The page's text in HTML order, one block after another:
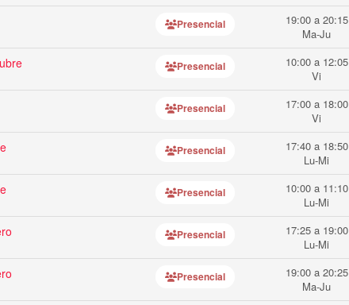
Presencial
19:00 a 20:15
Ma-Ju
Presencial
10:00 a 12:05
Vi
Presencial
17:00 a 18:00
Vi
Presencial
17:40 a 18:50
Lu-Mi
Presencial
10:00 a 11:10
Lu-Mi
Presencial
17:25 a 19:00
Lu-Mi
Presencial
19:00 a 20:25
Ma-Ju